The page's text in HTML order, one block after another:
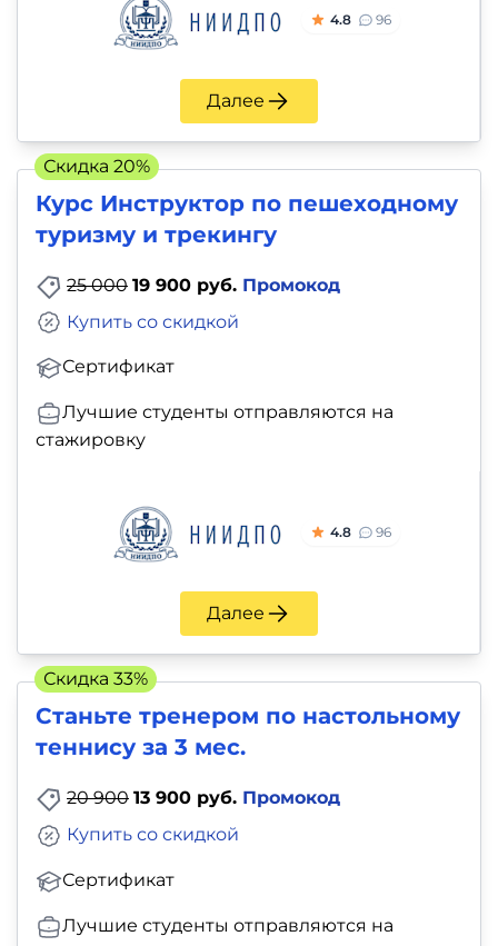
4.8 96
Далее
Курс Инструктор по пешеходному
туризму и трекингу
25 000 19 900 руб. Промокод
Сертификат
Купить со скидкой
Лучшие студенты отправляются на
стажировку
4.8 96
Далее
Скидка 20%
Станьте тренером по настольному
теннису за 3 мес.
20 900 13 900 руб. Промокод
Сертификат
Купить со скидкой
Лучшие студенты отправляются на
Скидка 33%